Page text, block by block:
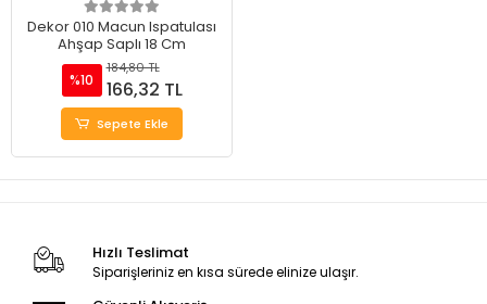
Dekor 010 Macun Ispatulası
Ahşap Saplı 18 Cm
%10
184,80 TL
166,32 TL
Sepete Ekle
Hızlı Teslimat
Siparişleriniz en kısa sürede elinize ulaşır.